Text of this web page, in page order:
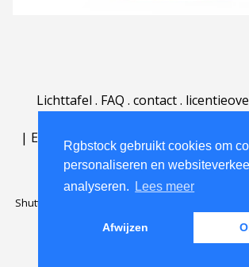
Rgbstock gebruikt cookies om
personaliseren en
analyseren.
Lees meer
Afwijzen
Lichttafel . FAQ . contact.
| English | Deutsch Español
Nederlands|
Shutterstock official partner of Rgbstock
Rgbstock